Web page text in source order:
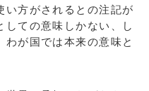
い方がされるとの注記が
ての意味しかない、し
が国では本来の意味と